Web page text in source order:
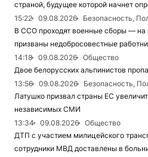
страной, будущее которой начнет
15:22
09.08.2026
Безопасность,
В ССО проходят военные сборы — на
призваны недобросовестные
14:18
09.08.2026
Общество
Двое белорусских альпинистов
13:56
09.08.2026
Безопасность,
Латушко призвал страны ЕС
независимых СМИ
13:34
09.08.2026
Общество
ДТП с участием милицейского
сотрудники МВД доставлены в